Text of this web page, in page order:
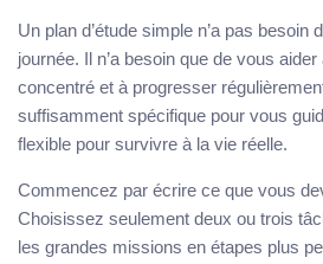
Un plan d’étude simple n’a pas besoin
journée. Il n’a besoin que de vous
concentré et à progresser
suffisamment spécifique pour vous
flexible pour survivre à la vie réelle.
Commencez par écrire ce que vous
Choisissez seulement deux ou trois
les grandes missions en étapes plus